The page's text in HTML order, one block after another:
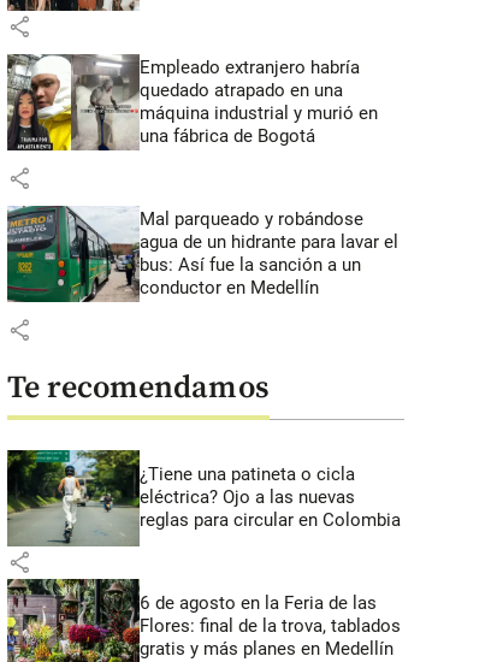
share
Empleado extranjero habría
quedado atrapado en una
máquina industrial y murió en
una fábrica de Bogotá
share
Mal parqueado y robándose
agua de un hidrante para lavar el
bus: Así fue la sanción a un
conductor en Medellín
share
Te recomendamos
¿Tiene una patineta o cicla
eléctrica? Ojo a las nuevas
reglas para circular en Colombia
share
6 de agosto en la Feria de las
Flores: final de la trova, tablados
gratis y más planes en Medellín